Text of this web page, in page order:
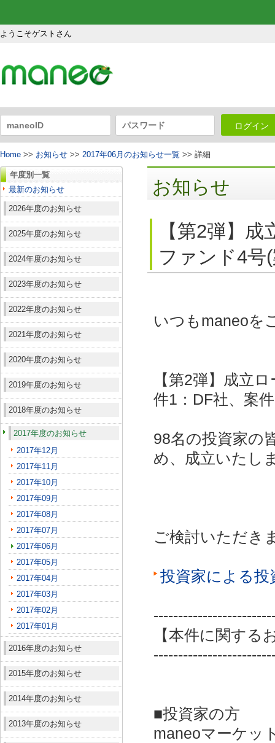
ようこそゲストさん
ログイン
Home >> お知らせ >> 2017年06月のお知らせ一覧 >> 詳細
年度別一覧
最新のお知らせ
2026年度のお知らせ
2025年度のお知らせ
2024年度のお知らせ
2023年度のお知らせ
2022年度のお知らせ
2021年度のお知らせ
2020年度のお知らせ
2019年度のお知らせ
2018年度のお知らせ
2017年度のお知らせ
2017年12月
2017年11月
2017年10月
2017年09月
2017年08月
2017年07月
2017年06月
2017年05月
2017年04月
2017年03月
2017年02月
2017年01月
2016年度のお知らせ
2015年度のお知らせ
2014年度のお知らせ
2013年度のお知らせ
お知らせ
【第2弾】
ファンド4号
いつもmaneoを
【第2弾】成立
件1：DF社、案
98名の投資家の
め、成立いたし
ご検討いただき
投資家による
【本件に関する
■投資家の方
maneoマーケッ